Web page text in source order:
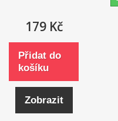
179 Kč
Přidat do
košíku
Zobrazit